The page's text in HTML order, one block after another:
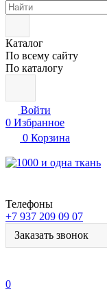
Каталог
По всему сайту
По каталогу
Войти
0 Избранное
0 Корзина
Телефоны
+7 937 209 09 07
Заказать звонок
0